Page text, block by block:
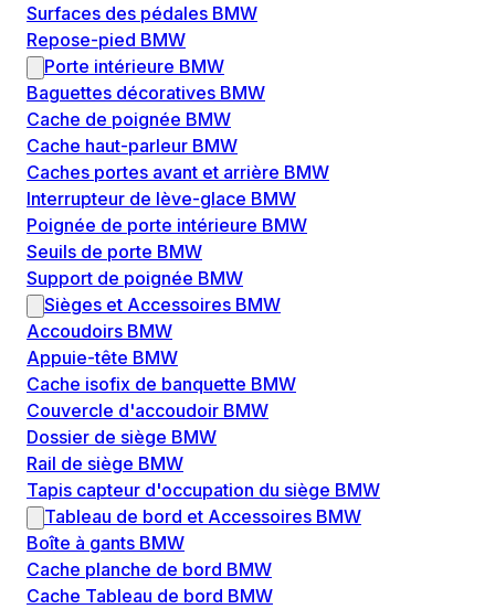
Surfaces des pédales BMW
Repose-pied BMW
Porte intérieure BMW
Baguettes décoratives BMW
Cache de poignée BMW
Cache haut-parleur BMW
Caches portes avant et arrière BMW
Interrupteur de lève-glace BMW
Poignée de porte intérieure BMW
Seuils de porte BMW
Support de poignée BMW
Sièges et Accessoires BMW
Accoudoirs BMW
Appuie-tête BMW
Cache isofix de banquette BMW
Couvercle d'accoudoir BMW
Dossier de siège BMW
Rail de siège BMW
Tapis capteur d'occupation du siège BMW
Tableau de bord et Accessoires BMW
Boîte à gants BMW
Cache planche de bord BMW
Cache Tableau de bord BMW